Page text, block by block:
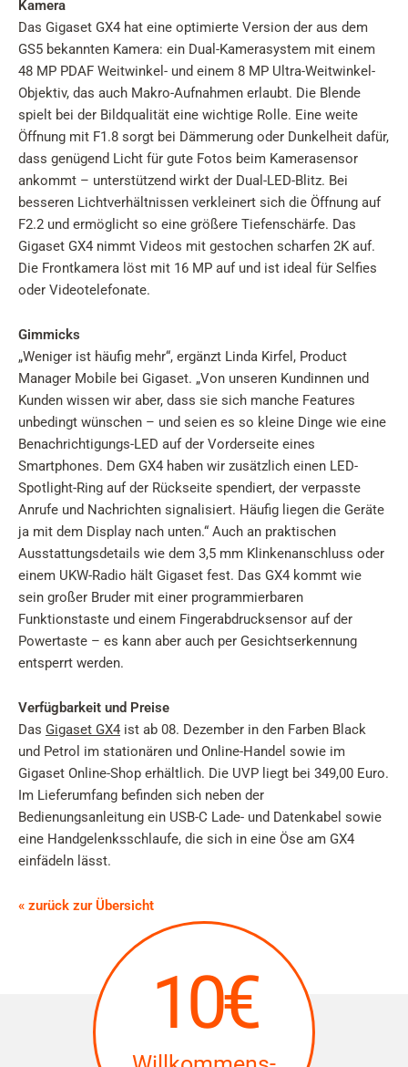
Kamera
Das Gigaset GX4 hat eine optimierte Version der aus dem
GS5 bekannten Kamera: ein Dual-Kamerasystem mit einem
48 MP PDAF Weitwinkel- und einem 8 MP Ultra-Weitwinkel-
Objektiv, das auch Makro-Aufnahmen erlaubt. Die Blende
spielt bei der Bildqualität eine wichtige Rolle. Eine weite
Öffnung mit F1.8 sorgt bei Dämmerung oder Dunkelheit dafür,
dass genügend Licht für gute Fotos beim Kamerasensor
ankommt – unterstützend wirkt der Dual-LED-Blitz. Bei
besseren Lichtverhältnissen verkleinert sich die Öffnung auf
F2.2 und ermöglicht so eine größere Tiefenschärfe. Das
Gigaset GX4 nimmt Videos mit gestochen scharfen 2K auf.
Die Frontkamera löst mit 16 MP auf und ist ideal für Selfies
oder Videotelefonate.
Gimmicks
„Weniger ist häufig mehr“, ergänzt Linda Kirfel, Product
Manager Mobile bei Gigaset. „Von unseren Kundinnen und
Kunden wissen wir aber, dass sie sich manche Features
unbedingt wünschen – und seien es so kleine Dinge wie eine
Benachrichtigungs-LED auf der Vorderseite eines
Smartphones. Dem GX4 haben wir zusätzlich einen LED-
Spotlight-Ring auf der Rückseite spendiert, der verpasste
Anrufe und Nachrichten signalisiert. Häufig liegen die Geräte
ja mit dem Display nach unten.“ Auch an praktischen
Ausstattungsdetails wie dem 3,5 mm Klinkenanschluss oder
einem UKW-Radio hält Gigaset fest. Das GX4 kommt wie
sein großer Bruder mit einer programmierbaren
Funktionstaste und einem Fingerabdrucksensor auf der
Powertaste – es kann aber auch per Gesichtserkennung
entsperrt werden.
Verfügbarkeit und Preise
Das Gigaset GX4 ist ab 08. Dezember in den Farben Black
und Petrol im stationären und Online-Handel sowie im
Gigaset Online-Shop erhältlich. Die UVP liegt bei 349,00 Euro.
Im Lieferumfang befinden sich neben der
Bedienungsanleitung ein USB-C Lade- und Datenkabel sowie
eine Handgelenksschlaufe, die sich in eine Öse am GX4
einfädeln lässt.
« zurück zur Übersicht
10€